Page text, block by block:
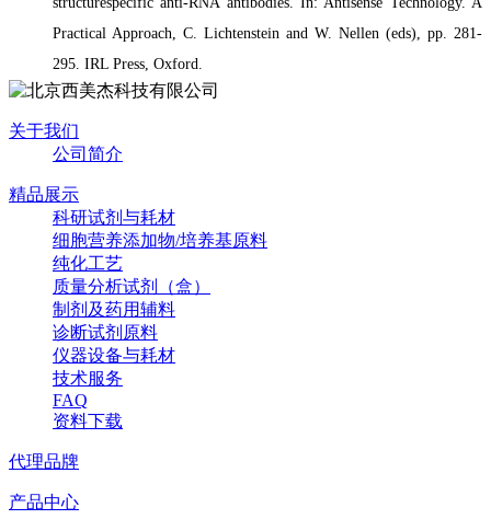
Practical Approach, C. Lichtenstein and W. Nellen (eds), pp. 281-
295. IRL Press, Oxford.
关于我们
公司简介
精品展示
科研试剂与耗材
细胞营养添加物/培养基原料
纯化工艺
质量分析试剂（盒）
制剂及药用辅料
诊断试剂原料
仪器设备与耗材
技术服务
FAQ
资料下载
代理品牌
产品中心